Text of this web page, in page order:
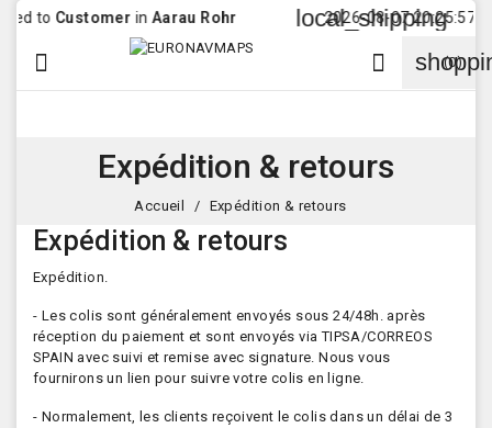
toCustomerinAarau Rohr local_shipping
2026-08-07 20:25:57
 (0)

Expédition & retours
Accueil Expédition & retours
Expédition & retours
Expédition.
- Les colis sont généralement envoyés sous 24/48h. après
réception du paiement et sont envoyés via TIPSA/CORREOS
SPAIN avec suivi et remise avec signature. Nous vous
fournirons un lien pour suivre votre colis en ligne.
- Normalement, les clients reçoivent le colis dans un délai de 3